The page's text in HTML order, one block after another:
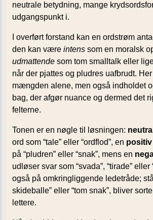
neutrale betydning, mange
udgangspunkt i.
I overført forstand kan en ordstrøm
den kan være intens som en moralsk
udmattende som tom smalltalk eller
når der pjattes og pludres uafbrudt.
mængden alene, men også indholdet
bag, der afgør nuance og dermed det
felterne.
Tonen er en nøgle til løsningen: neutral
ord som “tale” eller “ordflod”, en positiv
på “pludren” eller “snak”, mens en
udløser svar som “svada”, “tirade” eller
også på omkringliggende ledetråde;
skideballe” eller “tom snak”, bliver
lettere.